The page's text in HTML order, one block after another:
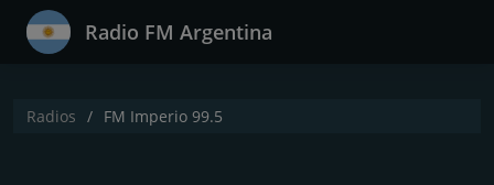
Radio FM Argentina
Radios FM Imperio 99.5